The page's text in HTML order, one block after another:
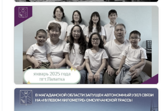
Текущий геополитический расклад
4
Voldemar
29 июля 2026, 21:37
Американские жулики
2
chic 28 июля 2026, 23:38
Режиссёры, которые разносили чужие
фильмы
5
Azatoth 28 июля 2026, 21:26
Дети приезжих потушили Вечный огонь и